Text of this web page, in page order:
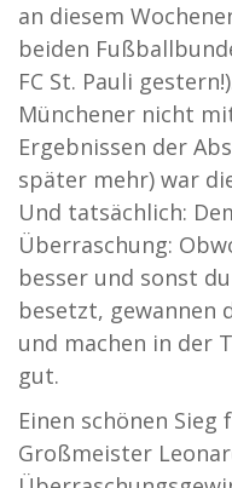
an diesem
beiden
FC St. Pauli
Münchener nicht
Ergebnissen der
später mehr) war
Und tatsächlich:
Überraschung:
besser und sonst
besetzt, gewannen
und machen in der
gut.
Einen schönen
Großmeister